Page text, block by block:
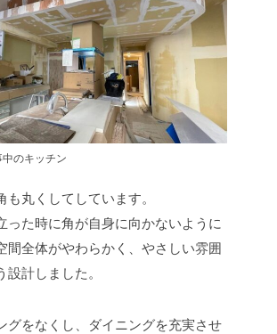
のキッチン
も丸くしてしています。
った時に角が自身に向かないように
間全体がやわらかく、やさしい雰囲
設計しました。
グをなくし、ダイニングを充実させ